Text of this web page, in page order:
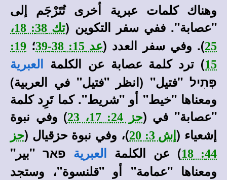
وهناك كلمات عبرية أخرى تُتَرْجَم إلى
"عصابة". ففي سفر التكوين (
تك 38: 18،
25). وفي سفر العدد (عد 15: 38-39 ؛
19:
15) ترد كلمة عصابة عن الكلمة العبرية
פְּתִיל "فتيل" (انظر "فتيل" في العربية)
ومعناها "خيط" أو "شريط". كما تَرِد كلمة
"عصابة" في (حز 24: 17، 23
) وفي نبوة
إشعياء (إش 3: 20 )، وفي نبوة حزقيال (حز
44: 18
) عن الكلمة العبرية
פאר "بير"
ومعناها "عمامة" أو "قلنسوة"، وستجد